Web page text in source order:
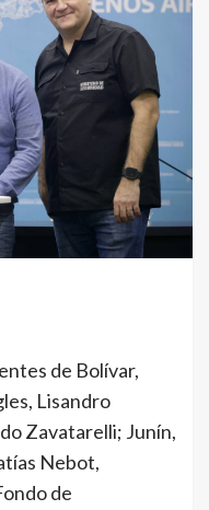
de Bolívar,
Lisandro
Zavatarelli; Junín,
Nebot,
de